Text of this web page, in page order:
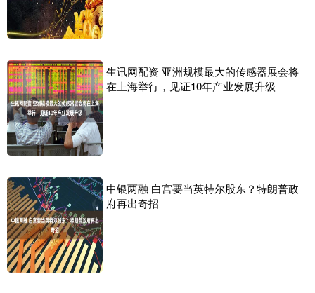
生讯网配资 亚洲规模最大的传感器展会将
在上海举行，见证10年产业发展升级
中银两融 白宫要当英特尔股东？特朗普政
府再出奇招